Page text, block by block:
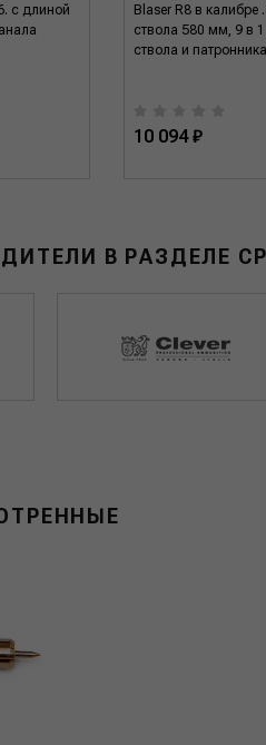
с длиной
Blaser R8 в
ствола 580 мм, 9 в
ствола и
10 094 ₽
В РАЗДЕЛЕ